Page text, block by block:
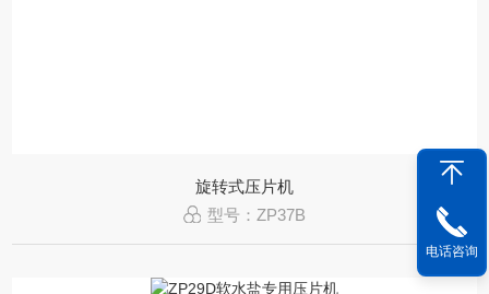
旋转式压片机
型号：ZP37B
电话咨询